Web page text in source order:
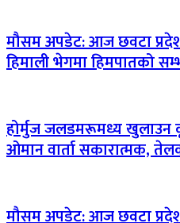
मौसम अपडेट: आज छवटा
हिमाली भेगमा हिमपातको
होर्मुज जलडमरूमध्य खुलाउन
ओमान वार्ता सकारात्मक,
मौसम अपडेट: आज छवटा